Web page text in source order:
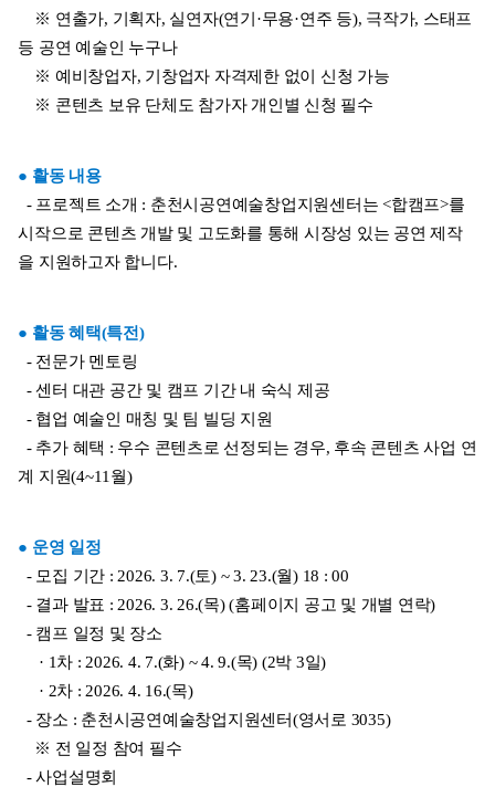
※ 연출가, 기획자, 실연자(연기·무용·연주 등), 극작가, 스태프
등 공연 예술인 누구나
※ 예비창업자, 기창업자 자격제한 없이 신청 가능
※ 콘텐츠 보유 단체도 참가자 개인별 신청 필수
● 활동 내용
- 프로젝트 소개 : 춘천시공연예술창업지원센터는 <합캠프>를
시작으로 콘텐츠 개발 및 고도화를 통해 시장성 있는 공연 제작
을 지원하고자 합니다.
● 활동 혜택(특전)
- 전문가 멘토링
- 센터 대관 공간 및 캠프 기간 내 숙식 제공
- 협업 예술인 매칭 및 팀 빌딩 지원
- 추가 혜택 : 우수 콘텐츠로 선정되는 경우, 후속 콘텐츠 사업 연
계 지원(4~11월)
● 운영 일정
- 모집 기간 : 2026. 3. 7.(토) ~ 3. 23.(월) 18 : 00
- 결과 발표 : 2026. 3. 26.(목) (홈페이지 공고 및 개별 연락)
- 캠프 일정 및 장소
· 1차 : 2026. 4. 7.(화) ~ 4. 9.(목) (2박 3일)
· 2차 : 2026. 4. 16.(목)
- 장소 : 춘천시공연예술창업지원센터(영서로 3035)
※ 전 일정 참여 필수
- 사업설명회